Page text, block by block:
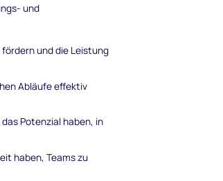
und
und die Leistung
Abläufe effektiv
Potenzial haben, in
haben, Teams zu